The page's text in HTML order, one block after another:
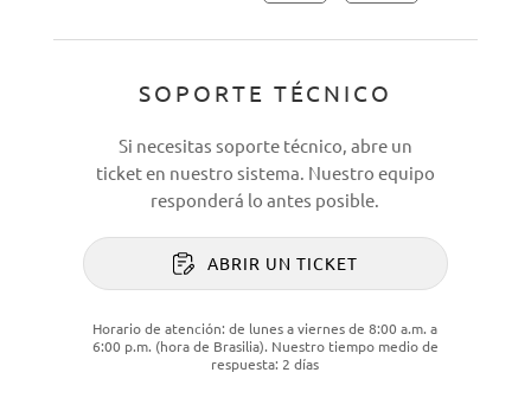
SOPORTE TÉCNICO
Si necesitas soporte técnico, abre un
ticket en nuestro sistema. Nuestro equipo
responderá lo antes posible.
ABRIR UN TICKET
Horario de atención: de lunes a viernes de 8:00 a.m. a
6:00 p.m. (hora de Brasilia). Nuestro tiempo medio de
respuesta: 2 días